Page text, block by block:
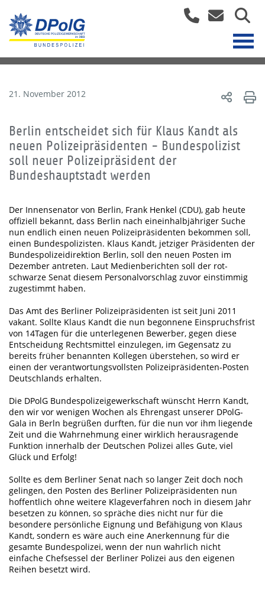
21. November 2012
Berlin entscheidet sich für Klaus Kandt als
neuen Polizeipräsidenten - Bundespolizist
soll neuer Polizeipräsident der
Bundeshauptstadt werden
Der Innensenator von Berlin, Frank Henkel (CDU), gab heute
offiziell bekannt, dass Berlin nach eineinhalbjähriger Suche
nun endlich einen neuen Polizeipräsidenten bekommen soll,
einen Bundespolizisten. Klaus Kandt, jetziger Präsidenten der
Bundespolizeidirektion Berlin, soll den neuen Posten im
Dezember antreten. Laut Medienberichten soll der rot-
schwarze Senat diesem Personalvorschlag zuvor einstimmig
zugestimmt haben.
Das Amt des Berliner Polizeipräsidenten ist seit Juni 2011
vakant. Sollte Klaus Kandt die nun begonnene Einspruchsfrist
von 14Tagen für die unterlegenen Bewerber, gegen diese
Entscheidung Rechtsmittel einzulegen, im Gegensatz zu
bereits früher benannten Kollegen überstehen, so wird er
einen der verantwortungsvollsten Polizeipräsidenten-Posten
Deutschlands erhalten.
Die DPolG Bundespolizeigewerkschaft wünscht Herrn Kandt,
den wir vor wenigen Wochen als Ehrengast unserer DPolG-
Gala in Berln begrüßen durften, für die nun vor ihm liegende
Zeit und die Wahrnehmung einer wirklich herausragende
Funktion innerhalb der Deutschen Polizei alles Gute, viel
Glück und Erfolg!
Sollte es dem Berliner Senat nach so langer Zeit doch noch
gelingen, den Posten des Berliner Polizeipräsidenten nun
hoffentlich ohne weitere Klageverfahren noch in diesem Jahr
besetzen zu können, so spräche dies nicht nur für die
besondere persönliche Eignung und Befähigung von Klaus
Kandt, sondern es wäre auch eine Anerkennung für die
gesamte Bundespolizei, wenn der nun wahrlich nicht
einfache Chefsessel der Berliner Polizei aus den eigenen
Reihen besetzt wird.